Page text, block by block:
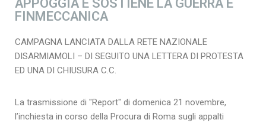
APPOGGIA E SOSTIENE LA GUERRA E
FINMECCANICA
CAMPAGNA LANCIATA DALLA RETE NAZIONALE
DISARMIAMOLI – DI SEGUITO UNA LETTERA DI PROTESTA
ED UNA DI CHIUSURA C.C.
La trasmissione di "Report" di domenica 21 novembre,
l’inchiesta in corso della Procura di Roma sugli appalti